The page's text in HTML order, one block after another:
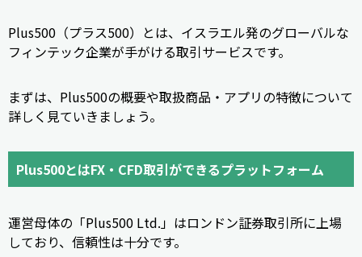
Plus500（プラス500）とは、イスラエル発のグローバルな
フィンテック企業が手がける取引サービスです。
まずは、Plus500の概要や取扱商品・アプリの特徴について
詳しく見ていきましょう。
Plus500とはFX・CFD取引ができるプラットフォーム
運営母体の「Plus500 Ltd.」はロンドン証券取引所に上場
しており、信頼性は十分です。